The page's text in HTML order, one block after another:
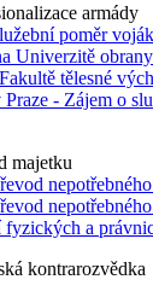
armády
poměr
Univerzitě
tělesné
- Zájem o
majetku
fyzických a
kontrarozvědka